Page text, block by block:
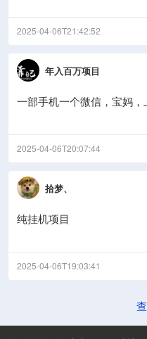
2025-04-06T21:42:52
年入百万项目
一部手机一个微信，宝妈
2025-04-06T20:07:44
拾梦、
纯挂机项目
2025-04-06T19:03:41